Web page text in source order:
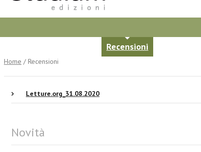
Recensioni
Home / Recensioni
Letture.org_31.08.2020
Novità